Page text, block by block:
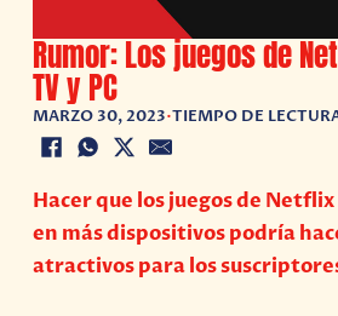
Rumor: Los juegos de
TV y PC
MARZO 30, 2023•TIEMPO DE
Hacer que los juegos de
en más dispositivos podría
atractivos para los